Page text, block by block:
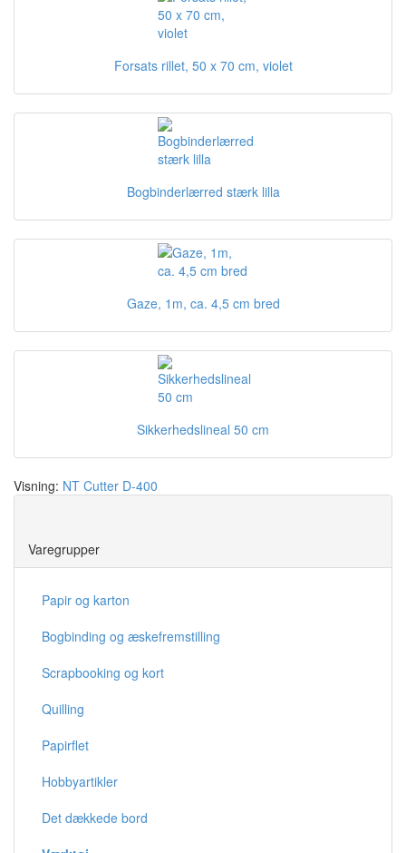
Forsats rillet, 50 x 70 cm, violet
Bogbinderlærred stærk lilla
Gaze, 1m, ca. 4,5 cm bred
Sikkerhedslineal 50 cm
Visning: NT Cutter D-400
Varegrupper
Papir og karton
Bogbinding og æskefremstilling
Scrapbooking og kort
Quilling
Papirflet
Hobbyartikler
Det dækkede bord